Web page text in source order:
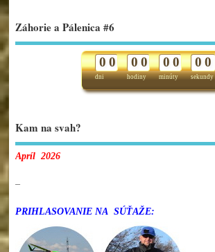
Záhorie a Pálenica #6
dni
0 0
hodiny
0 0
minúty
0 0
sekundy
0 0
Kam na svah?
Apríl 2026
–
PRIHLASOVANIE NA SÚŤAŽE: